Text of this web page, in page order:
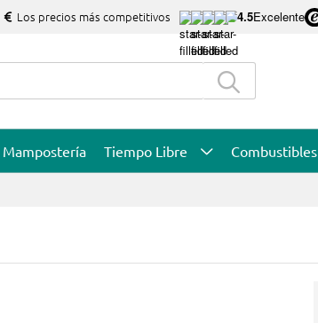
Los precios más competitivos 4.5Excelente
Mampostería Tiempo Libre Combustibles